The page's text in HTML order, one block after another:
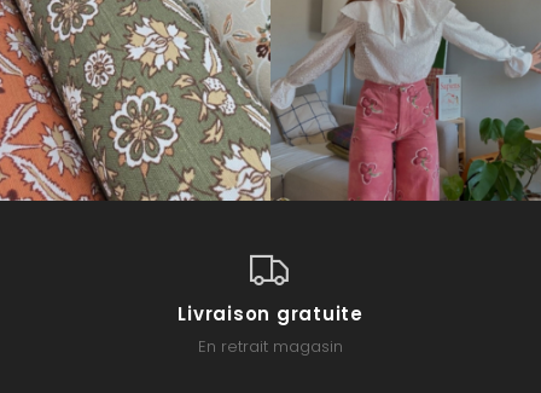
Livraison gratuite
En retrait magasin